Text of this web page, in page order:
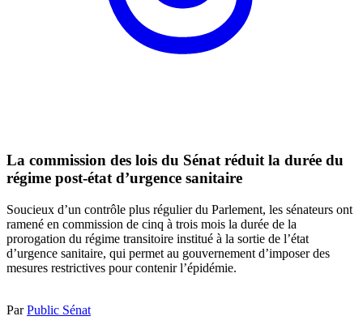
La commission des lois du Sénat réduit la durée du
régime post-état d’urgence sanitaire
Soucieux d’un contrôle plus régulier du Parlement, les sénateurs ont
ramené en commission de cinq à trois mois la durée de la
prorogation du régime transitoire institué à la sortie de l’état
d’urgence sanitaire, qui permet au gouvernement d’imposer des
mesures restrictives pour contenir l’épidémie.
ParPublic Sénat